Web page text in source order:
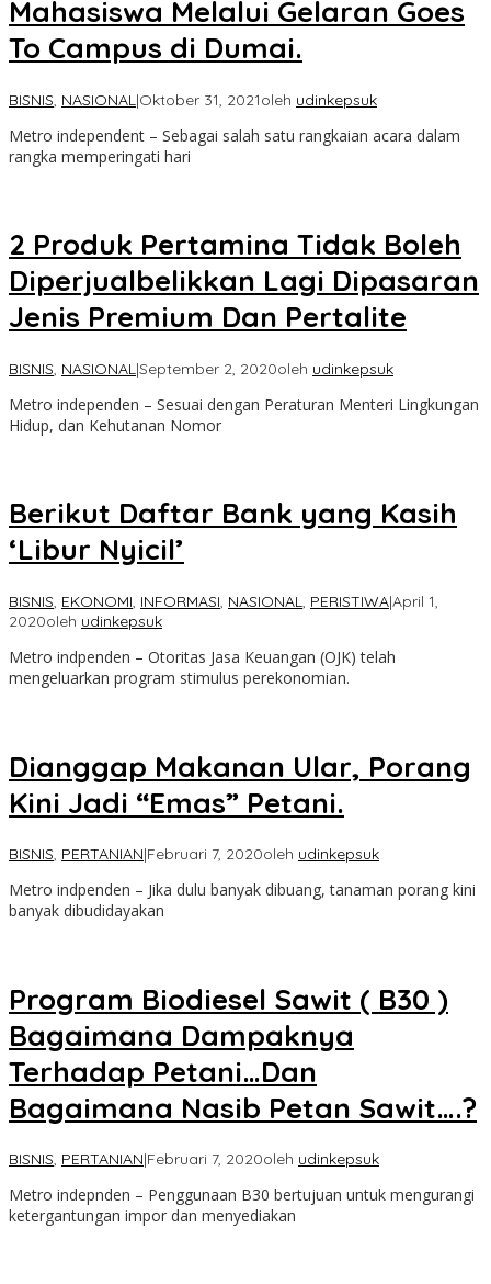
Mahasiswa Melalui Gelaran Goes
To Campus di Dumai.
BISNIS, NASIONAL|Oktober 31, 2021oleh udinkepsuk
Metro independent – Sebagai salah satu rangkaian acara dalam
rangka memperingati hari
2 Produk Pertamina Tidak Boleh
Diperjualbelikkan Lagi Dipasaran
Jenis Premium Dan Pertalite
BISNIS, NASIONAL|September 2, 2020oleh udinkepsuk
Metro independen – Sesuai dengan Peraturan Menteri Lingkungan
Hidup, dan Kehutanan Nomor
Berikut Daftar Bank yang Kasih
‘Libur Nyicil’
BISNIS, EKONOMI, INFORMASI, NASIONAL, PERISTIWA|April 1,
2020oleh udinkepsuk
Metro indpenden – Otoritas Jasa Keuangan (OJK) telah
mengeluarkan program stimulus perekonomian.
Dianggap Makanan Ular, Porang
Kini Jadi “Emas” Petani.
BISNIS, PERTANIAN|Februari 7, 2020oleh udinkepsuk
Metro indpenden – Jika dulu banyak dibuang, tanaman porang kini
banyak dibudidayakan
Program Biodiesel Sawit ( B30 )
Bagaimana Dampaknya
Terhadap Petani…Dan
Bagaimana Nasib Petan Sawit….?
BISNIS, PERTANIAN|Februari 7, 2020oleh udinkepsuk
Metro indepnden – Penggunaan B30 bertujuan untuk mengurangi
ketergantungan impor dan menyediakan